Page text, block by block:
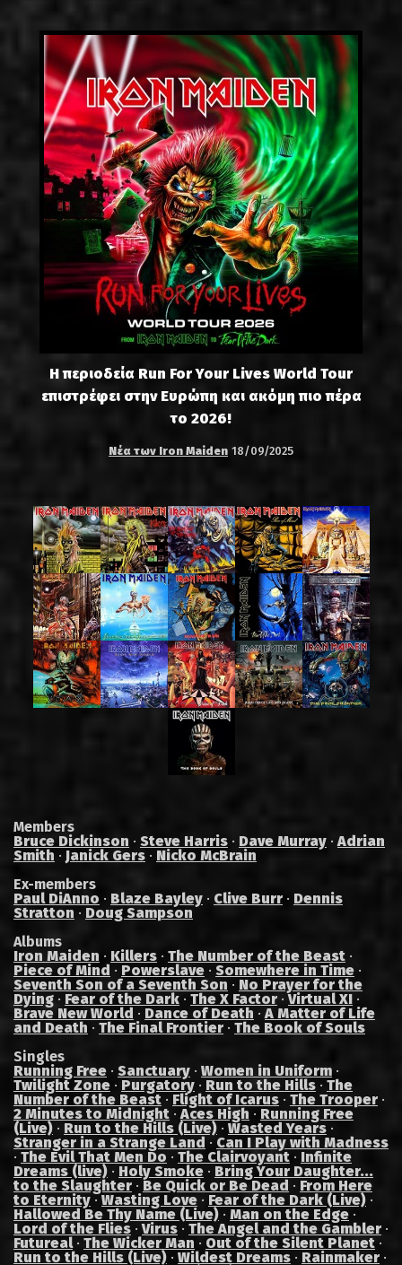
Η περιοδεία Run For Your Lives World Tour
επιστρέφει στην Ευρώπη και ακόμη πιο πέρα
το 2026!
Νέα των Iron Maiden 18/09/2025
Members
Bruce Dickinson · Steve Harris · Dave Murray ·Adrian
Smith · Janick Gers · Nicko McBrain
Ex-members
Paul DiAnno · Blaze Bayley · Clive Burr · Dennis
Stratton · Doug Sampson
Albums
Iron Maiden · Killers · The Number of the Beast ·
Piece of Mind · Powerslave · Somewhere in Time ·
Seventh Son of a Seventh Son · No Prayer for the
Dying · Fear of the Dark · The X Factor ·Virtual XI ·
Brave New World · Dance of Death ·A Matter of Life
and Death · The Final Frontier · The Book of Souls
Singles
Running Free · Sanctuary · Women in Uniform ·
Twilight Zone · Purgatory · Run to the Hills · The
Number of the Beast · Flight of Icarus · The Trooper ·
2 Minutes to Midnight ·Aces High · Running Free
(Live) · Run to the Hills (Live) · Wasted Years ·
Stranger in a Strange Land · Can I Play with Madness
· The Evil That Men Do · The Clairvoyant · Infinite
Dreams (live) · Holy Smoke · Bring Your Daughter...
to the Slaughter · Be Quick or Be Dead · From Here
to Eternity·Wasting Love · Fear of the Dark (Live) ·
Hallowed Be Thy Name (Live) · Man on the Edge ·
Lord of the Flies ·Virus · The Angel and the Gambler ·
Futureal· The Wicker Man · Out of the Silent Planet ·
Run to the Hills (Live) · Wildest Dreams · Rainmaker ·